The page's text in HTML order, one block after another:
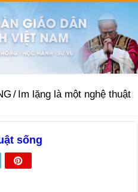
/ Im lặng là một nghệ thuật
sống